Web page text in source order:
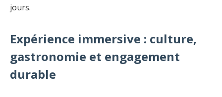
jours.
Expérience immersive : culture,
gastronomie et engagement
durable